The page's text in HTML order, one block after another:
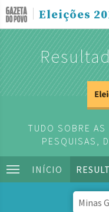
Eleições
TUDO SOBRE
PESQUISAS,
INÍCIO